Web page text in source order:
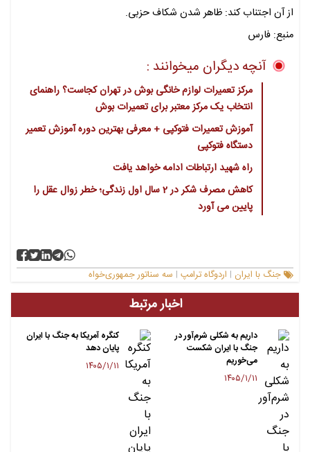
از آن اجتناب کند: ظاهر شدن شکاف حزبی.
منبع: فارس
آنچه دیگران میخوانند :
مرکز تعمیرات لوازم خانگی بوش در تهران کجاست؟ راهنمای
انتخاب یک مرکز معتبر برای تعمیرات بوش
آموزش تعمیرات فتوکپی + معرفی بهترین دوره آموزش تعمیر
دستگاه فتوکپی
راه شهید ارتباطات ادامه خواهد یافت
کاهش مصرف شکر در 2 سال اول زندگی؛ خطر زوال عقل را
پایین می آورد
جنگ با ایران | اردوگاه ترامپ | سه سناتور جمهوری‌خواه
اخبار مرتبط
داریم به شکلی شرم‌آور در
جنگ با ایران شکست
می‌خوریم
۱۴۰۵/۱/۱۱
کنگره آمریکا به جنگ با ایران
پایان دهد
۱۴۰۵/۱/۱۱